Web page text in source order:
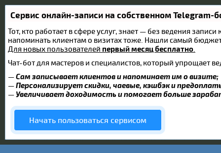
Сервис онлайн-записи на собственном Telegram-
Тот, кто работает в сфере услуг, знает — без ведения
напоминать клиентам о визитах тоже. Нашли самый
Для новых пользователей первый месяц бесплатно
Чат-бот для мастеров и специалистов, который упрощает
—Сам записывает клиентов и напоминает им о визите;
—Персонализирует скидки, чаевые, кэшбэк и
— Увеличивает доходимость и помогает больше
Начать пользоваться сервисом